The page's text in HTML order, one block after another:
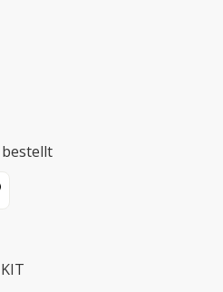
Wert ein oder benutze